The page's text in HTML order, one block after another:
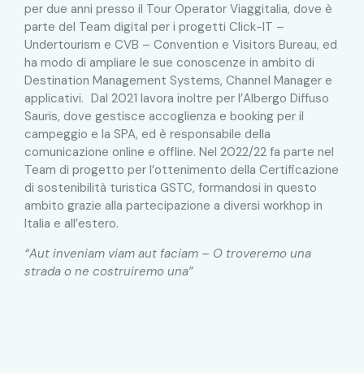
per due anni presso il Tour Operator Viaggitalia, dove è
parte del Team digital per i progetti Click-IT –
Undertourism e CVB – Convention e Visitors Bureau, ed
ha modo di ampliare le sue conoscenze in ambito di
Destination Management Systems, Channel Manager e
applicativi. Dal 2021 lavora inoltre per l’Albergo Diffuso
Sauris, dove gestisce accoglienza e booking per il
campeggio e la SPA, ed è responsabile della
comunicazione online e offline. Nel 2022/22 fa parte nel
Team di progetto per l’ottenimento della Certificazione
di sostenibilità turistica GSTC, formandosi in questo
ambito grazie alla partecipazione a diversi workhop in
Italia e all’estero.
“Aut inveniam viam aut faciam – O troveremo una
strada o ne costruiremo una”